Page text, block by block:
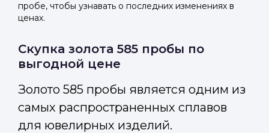
пробе, чтобы узнавать о последних изменениях в
ценах.
Скупка золота 585 пробы по
выгодной цене
Золото 585 пробы является одним из
самых распространенных сплавов
для ювелирных изделий.